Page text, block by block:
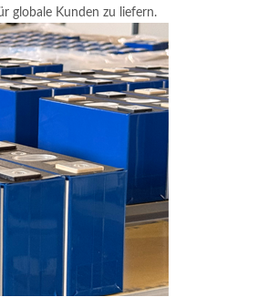
globale Kunden zu liefern.